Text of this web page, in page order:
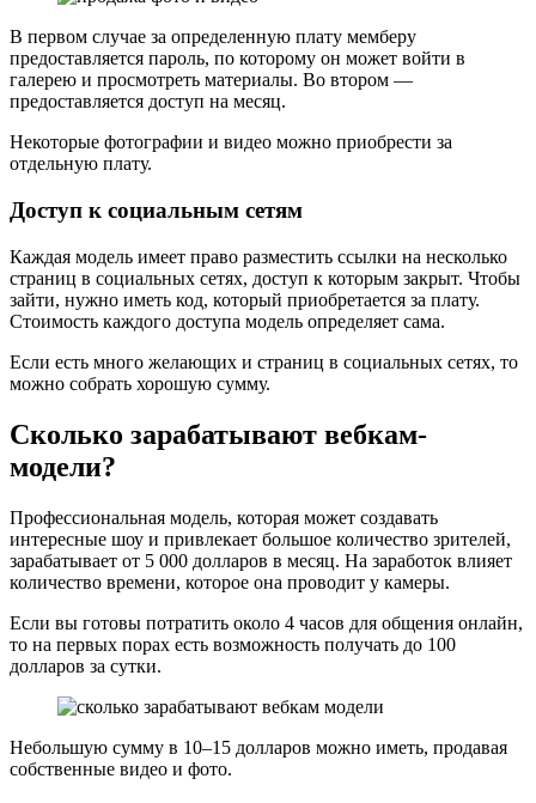
В первом случае за определенную плату мемберу
предоставляется пароль, по которому он может войти в
галерею и просмотреть материалы. Во втором —
предоставляется доступ на месяц.
Некоторые фотографии и видео можно приобрести за
отдельную плату.
Доступ к социальным сетям
Каждая модель имеет право разместить ссылки на несколько
страниц в социальных сетях, доступ к которым закрыт. Чтобы
зайти, нужно иметь код, который приобретается за плату.
Стоимость каждого доступа модель определяет сама.
Если есть много желающих и страниц в социальных сетях, то
можно собрать хорошую сумму.
Сколько зарабатывают вебкам-
модели?
Профессиональная модель, которая может создавать
интересные шоу и привлекает большое количество зрителей,
зарабатывает от 5 000 долларов в месяц. На заработок влияет
количество времени, которое она проводит у камеры.
Если вы готовы потратить около 4 часов для общения онлайн,
то на первых порах есть возможность получать до 100
долларов за сутки.
Небольшую сумму в 10–15 долларов можно иметь, продавая
собственные видео и фото.